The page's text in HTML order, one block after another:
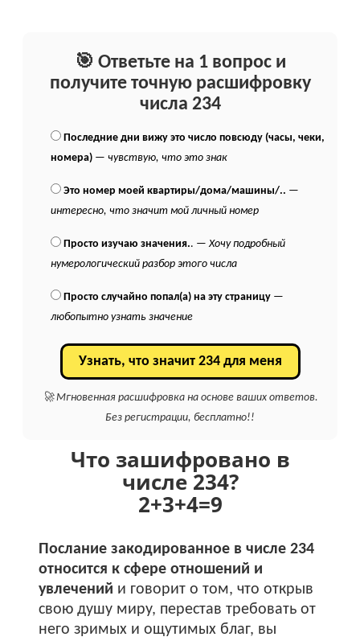
🎯 Ответьте на 1 вопрос и
получите точную расшифровку
числа 234
Последние дни вижу это число повсюду (часы, чеки,
номера) —чувствую, что это знак
Это номер моей квартиры/дома/машины/.. —
интересно, что значит мой личный номер
Просто изучаю значения.. —Хочу подробный
нумерологический разбор этого числа
Просто случайно попал(а) на эту страницу —
любопытно узнать значение
Узнать, что значит 234 для меня
🚀 Мгновенная расшифровка на основе ваших ответов.
Без регистрации, бесплатно!!
Что зашифровано в
числе 234?
2+3+4=9
Послание закодированное в числе 234
относится к сфере отношений и
увлечений и говорит о том, что открыв
свою душу миру, перестав требовать от
него зримых и ощутимых благ, вы